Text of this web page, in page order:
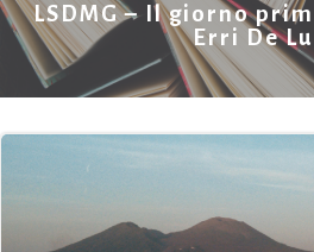
LSDMG – Il giorno
Erri De